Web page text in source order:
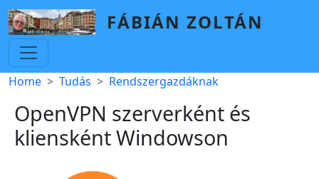
Skip to main content
FÁBIÁN ZOLTÁN
Breadcrumb
Home Tudás Rendszergazdáknak
OpenVPN szerverként és
kliensként Windowson